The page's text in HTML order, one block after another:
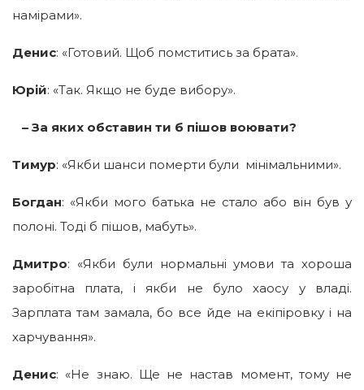
намірами».
Денис: «Готовий. Щоб помститись за брата».
Юрій: «Так. Якщо не буде вибору».
– За яких обставин ти б пішов воювати?
Тимур: «Якби шанси померти були мінімальними».
Богдан: «Якби мого батька не стало або він був у
полоні. Тоді б пішов, мабуть».
Дмитро: «Якби були нормальні умови та хороша
заробітна плата, і якби не було хаосу у владі.
Зарплата там замала, бо все йде на екіпіровку і на
харчування».
Денис: «Не знаю. Ще не настав момент, тому не